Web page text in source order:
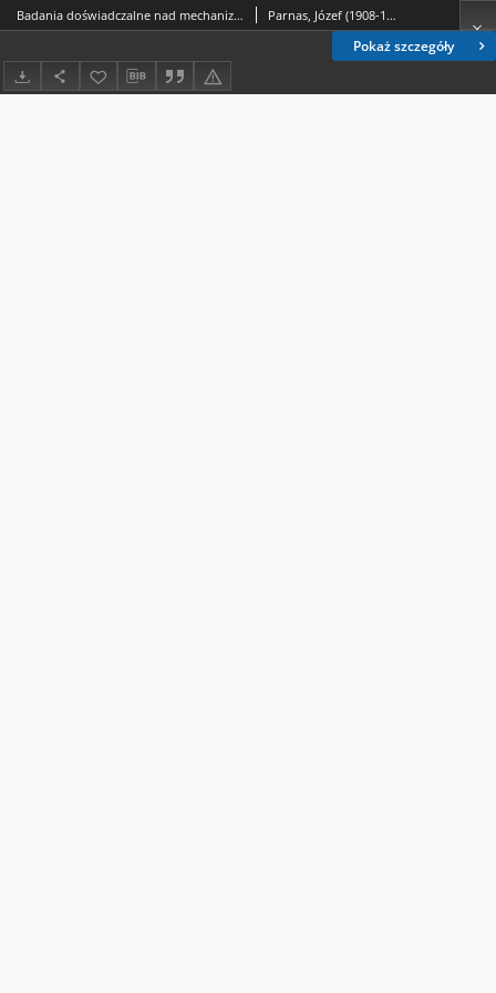
Pokaż szczegóły
Badania doświadczalne nad mechanizmem działania leczniczego bruceliny PS Parnas, Józef (1908-1998).; Prejbisz, Bronisław.; Gietka, Maria.